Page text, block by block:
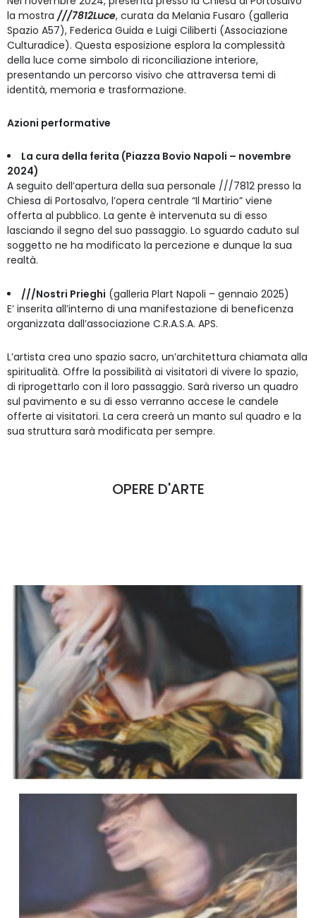
la mostra ///7812Luce, curata da Melania Fusaro (galleria
Spazio A57), Federica Guida e Luigi Ciliberti (Associazione
Culturadice). Questa esposizione esplora la complessità
della luce come simbolo di riconciliazione interiore,
presentando un percorso visivo che attraversa temi di
identità, memoria e trasformazione.
Azioni performative
La cura della ferita (Piazza Bovio Napoli – novembre
2024)
A seguito dell’apertura della sua personale ///7812 presso la
Chiesa di Portosalvo, l’opera centrale “Il Martirio” viene
offerta al pubblico. La gente è intervenuta su di esso
lasciando il segno del suo passaggio. Lo sguardo caduto sul
soggetto ne ha modificato la percezione e dunque la sua
realtà.
///Nostri Prieghi (galleria Plart Napoli – gennaio 2025)
E’ inserita all’interno di una manifestazione di beneficenza
organizzata dall’associazione C.R.A.S.A. APS.
L’artista crea uno spazio sacro, un’architettura chiamata alla
spiritualità. Offre la possibilità ai visitatori di vivere lo spazio,
di riprogettarlo con il loro passaggio. Sarà riverso un quadro
sul pavimento e su di esso verranno accese le candele
offerte ai visitatori. La cera creerà un manto sul quadro e la
sua struttura sarà modificata per sempre.
OPERE D'ARTE